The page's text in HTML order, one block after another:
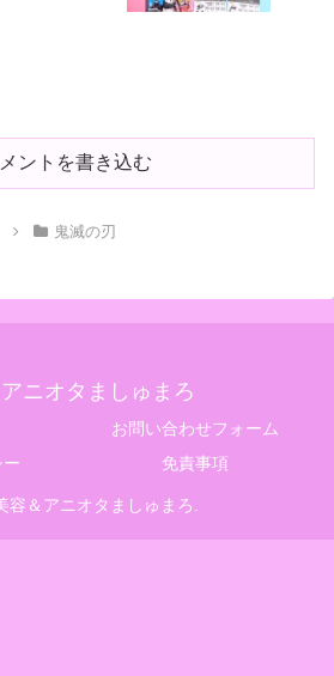
ントを書き込む
鬼滅の刃
ニオタましゅまろ
お問い合わせフォーム
免責事項
容＆アニオタましゅまろ.